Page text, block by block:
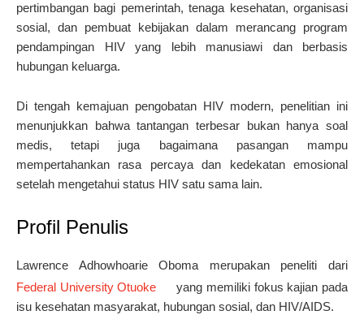
pertimbangan bagi pemerintah, tenaga kesehatan, organisasi
sosial, dan pembuat kebijakan dalam merancang program
pendampingan HIV yang lebih manusiawi dan berbasis
hubungan keluarga.
Di tengah kemajuan pengobatan HIV modern, penelitian ini
menunjukkan bahwa tantangan terbesar bukan hanya soal
medis, tetapi juga bagaimana pasangan mampu
mempertahankan rasa percaya dan kedekatan emosional
setelah mengetahui status HIV satu sama lain.
Profil Penulis
Lawrence Adhowhoarie Obomamerupakan peneliti dari
Federal University Otuoke
yang memiliki fokus kajian pada
isu kesehatan masyarakat, hubungan sosial, dan HIV/AIDS.